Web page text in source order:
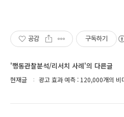
공감 구독하기
'행동관찰분석/리서치 사례'의 다른글
현재글 광고 효과 예측 : 120,000개의 비